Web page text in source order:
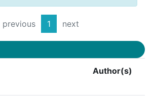
previous 1 next
Author(s)